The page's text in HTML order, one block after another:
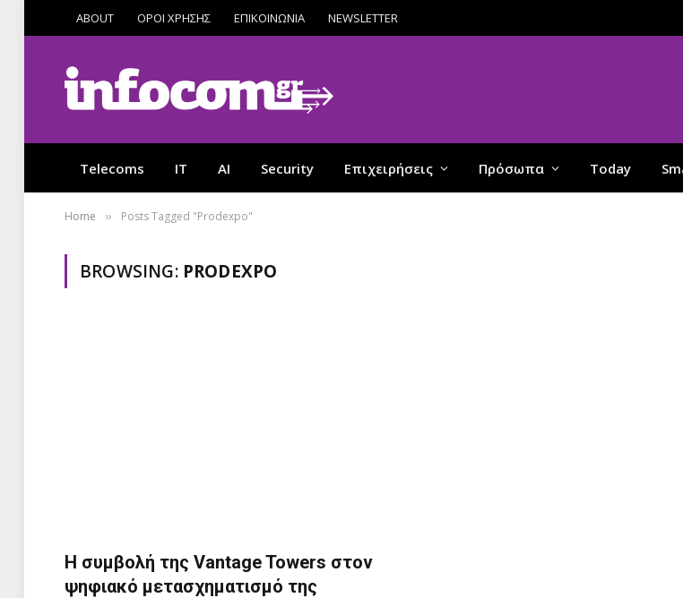
ABOUT ΟΡΟΙ ΧΡΗΣΗΣ ΕΠΙΚΟΙΝΩΝΙΑ NEWSLETTER
Telecoms IT AI Security Επιχειρήσεις Πρόσωπα Today
Home » Posts Tagged "Prodexpo"
BROWSING: PRODEXPO
Η συμβολή της Vantage Towers στον
ψηφιακό μετασχηματισμό της